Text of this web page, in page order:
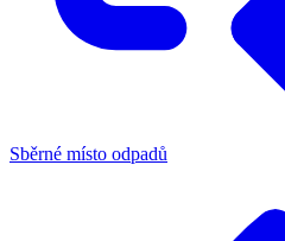
Sběrné místo odpadů